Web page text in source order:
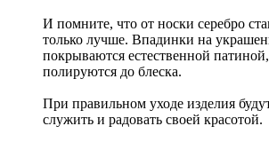
И помните, что от носки серебро
только лучше. Впадинки на
покрываются естественной
полируются до блеска.
При правильном уходе изделия
служить и радовать своей красотой.